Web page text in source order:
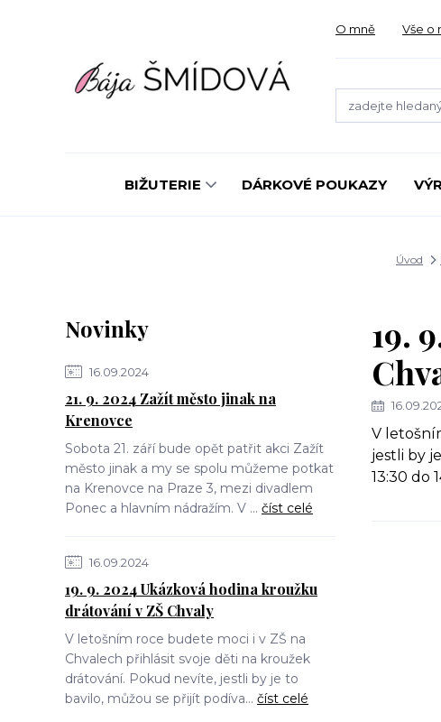
O mně Vše o
BIŽUTERIE DÁRKOVÉ POUKAZY
Úvod
Novinky
16.09.2024
21. 9. 2024 Zažít město jinak na
Krenovce
Sobota 21. září bude opět patřit akci Zažít
město jinak a my se spolu můžeme potkat
na Krenovce na Praze 3, mezi divadlem
Ponec a hlavním nádražím. V ... číst celé
16.09.2024
19. 9. 2024 Ukázková hodina kroužku
drátování v ZŠ Chvaly
V letošním roce budete moci i v ZŠ na
Chvalech přihlásit svoje děti na kroužek
drátování. Pokud nevíte, jestli by je to
bavilo, můžou se přijít podíva... číst celé
19.
V
jestli by
13:30 do